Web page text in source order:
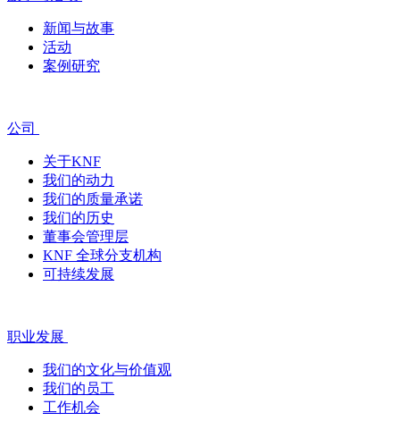
新闻与故事
活动
案例研究
公司
关于KNF
我们的动力
我们的质量承诺
我们的历史
董事会管理层
KNF 全球分支机构
可持续发展
职业发展
我们的文化与价值观
我们的员工
工作机会